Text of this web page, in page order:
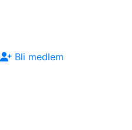
Bli medlem